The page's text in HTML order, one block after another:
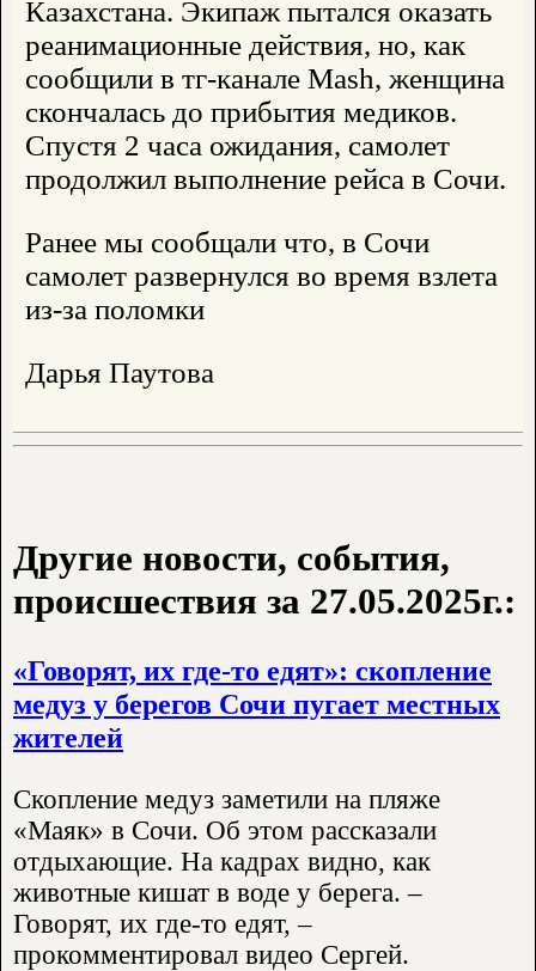
Казахстана. Экипаж пытался оказать
реанимационные действия, но, как
сообщили в тг-канале Mash, женщина
скончалась до прибытия медиков.
Спустя 2 часа ожидания, самолет
продолжил выполнение рейса в Сочи.
Ранее мы сообщали что, в Сочи
самолет развернулся во время взлета
из-за поломки
Дарья Паутова
Другие новости, события,
происшествия за 27.05.2025г.:
«Говорят, их где-то едят»: скопление
медуз у берегов Сочи пугает местных
жителей
Скопление медуз заметили на пляже
«Маяк» в Сочи. Об этом рассказали
отдыхающие. На кадрах видно, как
животные кишат в воде у берега. –
Говорят, их где-то едят, –
прокомментировал видео Сергей.